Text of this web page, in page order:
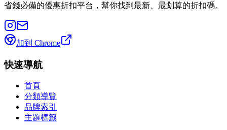
省錢必備的優惠折扣平台，幫你找到最新、最划算的折扣碼。
加到 Chrome
快速導航
首頁
分類導覽
品牌索引
主題標籤